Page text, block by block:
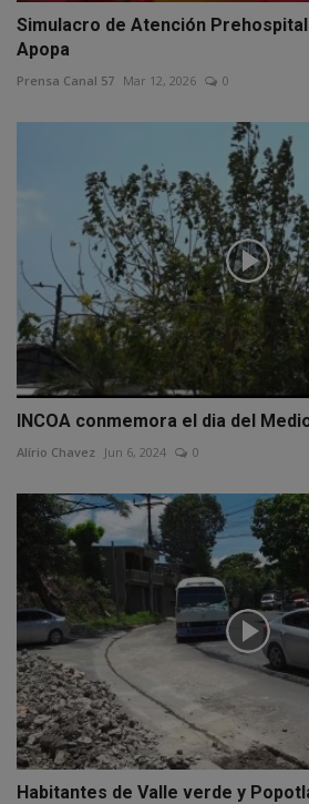
Simulacro de Atención
Apopa
Prensa Canal 57 Mar 12, 2026 0
INCOA conmemora el dia del
Alírio Chavez Jun 6, 2024 0
Habitantes de Valle verde y